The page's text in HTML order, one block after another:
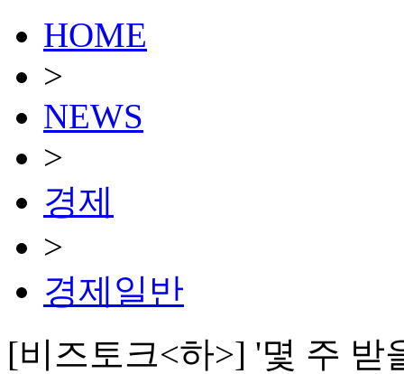
HOME
>
NEWS
>
경제
>
경제일반
[비즈토크<하>] '몇 주 받